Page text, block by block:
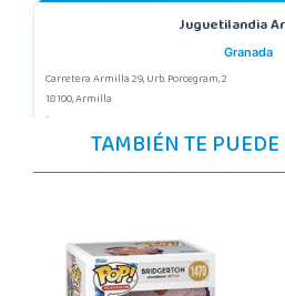
Juguetilandia
Granada
Carretera Armilla 29, Urb. Porcegram, 2
18100, Armilla
Localizar Tienda
Juguetilandia
TAMBIÉN TE